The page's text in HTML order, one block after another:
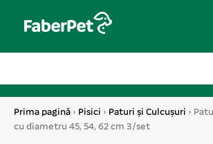
Prima pagină › Pisici › Paturi și Culcușuri ›
cu diametru 45, 54, 62 cm 3/set